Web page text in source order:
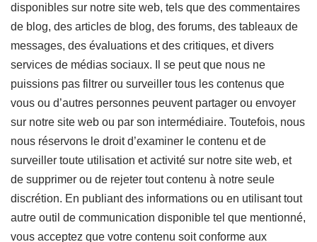
disponibles sur notre site web, tels que des commentaires
de blog, des articles de blog, des forums, des tableaux de
messages, des évaluations et des critiques, et divers
services de médias sociaux. Il se peut que nous ne
puissions pas filtrer ou surveiller tous les contenus que
vous ou d’autres personnes peuvent partager ou envoyer
sur notre site web ou par son intermédiaire. Toutefois, nous
nous réservons le droit d’examiner le contenu et de
surveiller toute utilisation et activité sur notre site web, et
de supprimer ou de rejeter tout contenu à notre seule
discrétion. En publiant des informations ou en utilisant tout
autre outil de communication disponible tel que mentionné,
vous acceptez que votre contenu soit conforme aux